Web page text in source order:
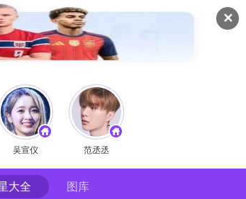
✕
吴宣仪 范丞丞
大全 图库